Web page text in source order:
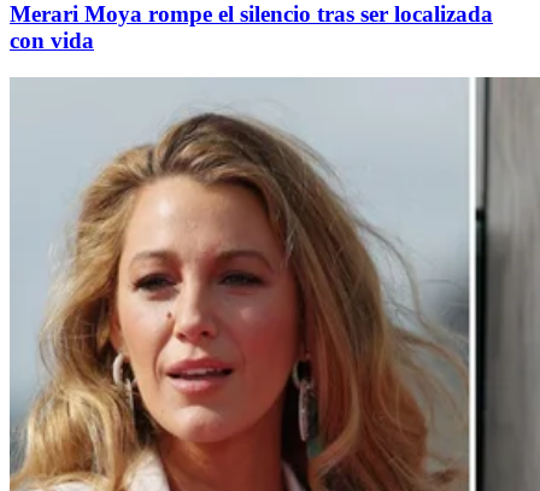
Merari Moya rompe el silencio tras ser localizada
con vida